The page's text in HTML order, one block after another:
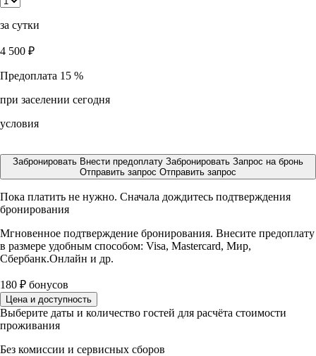
за сутки
4 500 ₽
Предоплата 15 %
при заселении сегодня
условия
Забронировать Внести предоплату Забронировать Запрос на бронь
Отправить запрос Отправить запрос
Пока платить не нужно. Сначала дождитесь подтверждения
бронирования
Мгновенное подтверждение бронирования. Внесите предоплату
в размере удобным способом: Visa, Mastercard, Мир,
Сбербанк.Онлайн и др.
180 ₽ бонусов
Цена и доступность
Выберите даты и количество гостей для расчёта стоимости
проживания
Без комиссии и сервисных сборов